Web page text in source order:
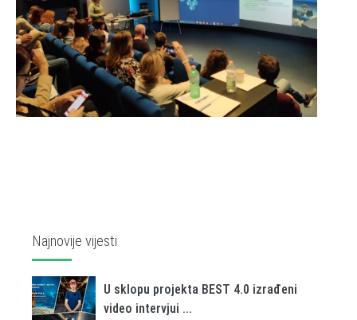
Najnovije vijesti
U sklopu projekta BEST 4.0 izrađeni
video intervjui ...